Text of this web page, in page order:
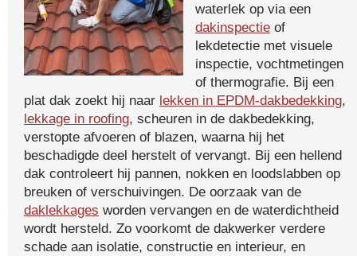
waterlek op via een
dakinspectie of
lekdetectie met visuele
inspectie, vochtmetingen
of thermografie. Bij een
plat dak zoekt hij naar lekken in EPDM-dakbedekking,
lekkage in roofing, scheuren in de dakbedekking,
verstopte afvoeren of blazen, waarna hij het
beschadigde deel herstelt of vervangt. Bij een hellend
dak controleert hij pannen, nokken en loodslabben op
breuken of verschuivingen. De oorzaak van de
daklekkages worden vervangen en de waterdichtheid
wordt hersteld. Zo voorkomt de dakwerker verdere
schade aan isolatie, constructie en interieur, en